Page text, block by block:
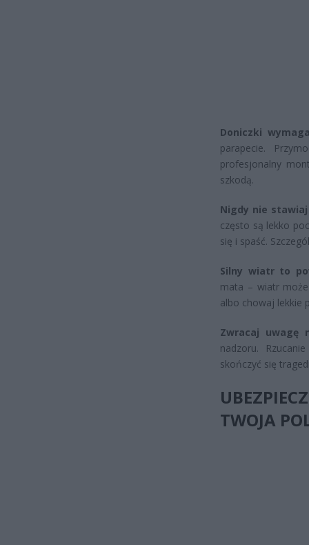
Doniczki
parapecie.
profesjonalny
szkodą.
Nigdy nie
często są lekko
się i spaść.
Silny wiatr to
mata – wiatr
albo chowaj lekkie
Zwracaj uwagę
nadzoru.
skończyć się
TWOJA